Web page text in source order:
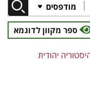
מודפסים
ספר מקוון לדוגמא
יהודית